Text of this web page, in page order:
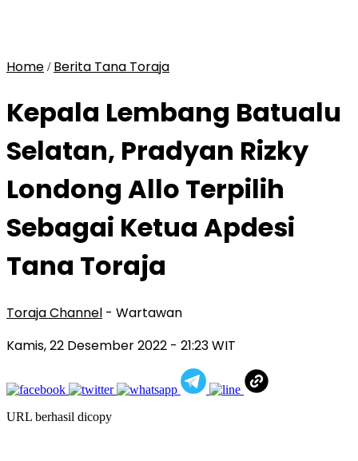
Home / Berita Tana Toraja
Kepala Lembang Batualu
Selatan, Pradyan Rizky
Londong Allo Terpilih
Sebagai Ketua Apdesi
Tana Toraja
Toraja Channel - Wartawan
Kamis, 22 Desember 2022 - 21:23 WIT
URL berhasil dicopy